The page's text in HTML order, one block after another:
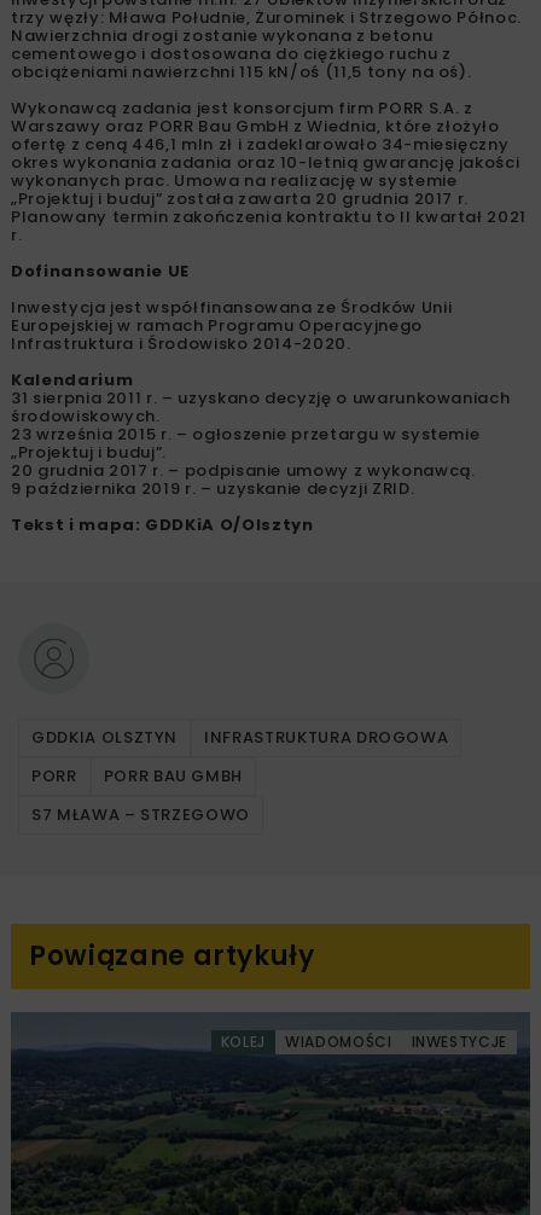
trzy węzły: Mława Południe, Żurominek i Strzegowo Północ.
Nawierzchnia drogi zostanie wykonana z betonu
cementowego i dostosowana do ciężkiego ruchu z
obciążeniami nawierzchni 115 kN/oś (11,5 tony na oś).
Wykonawcą zadania jest konsorcjum firm PORR S.A. z
Warszawy oraz PORR Bau GmbH z Wiednia, które złożyło
ofertę z ceną 446,1 mln zł i zadeklarowało 34-miesięczny
okres wykonania zadania oraz 10-letnią gwarancję jakości
wykonanych prac. Umowa na realizację w systemie
„Projektuj i buduj” została zawarta 20 grudnia 2017 r.
Planowany termin zakończenia kontraktu to II kwartał 2021
r.
Dofinansowanie UE
Inwestycja jest współfinansowana ze Środków Unii
Europejskiej w ramach Programu Operacyjnego
Infrastruktura i Środowisko 2014-2020.
Kalendarium
31 sierpnia 2011 r. – uzyskano decyzję o uwarunkowaniach
środowiskowych.
23 września 2015 r. – ogłoszenie przetargu w systemie
„Projektuj i buduj”.
20 grudnia 2017 r. – podpisanie umowy z wykonawcą.
9 października 2019 r. – uzyskanie decyzji ZRID.
Tekst i mapa: GDDKiA O/Olsztyn
GDDKIA OLSZTYN
INFRASTRUKTURA DROGOWA
PORR
PORR BAU GMBH
S7 MŁAWA – STRZEGOWO
Powiązane artykuły
KOLEJ WIADOMOŚCI INWESTYCJE